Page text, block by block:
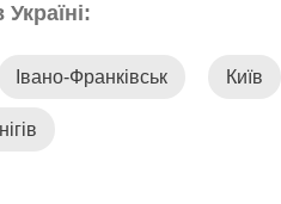
Івано-Франківськ Київ